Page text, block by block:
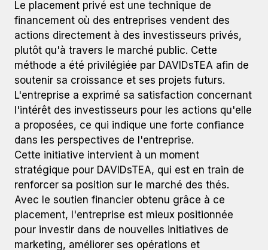
Le placement privé est une technique de
financement où des entreprises vendent des
actions directement à des investisseurs privés,
plutôt qu'à travers le marché public. Cette
méthode a été privilégiée par DAVIDsTEA afin de
soutenir sa croissance et ses projets futurs.
L'entreprise a exprimé sa satisfaction concernant
l'intérêt des investisseurs pour les actions qu'elle
a proposées, ce qui indique une forte confiance
dans les perspectives de l'entreprise.
Cette initiative intervient à un moment
stratégique pour DAVIDsTEA, qui est en train de
renforcer sa position sur le marché des thés.
Avec le soutien financier obtenu grâce à ce
placement, l'entreprise est mieux positionnée
pour investir dans de nouvelles initiatives de
marketing, améliorer ses opérations et